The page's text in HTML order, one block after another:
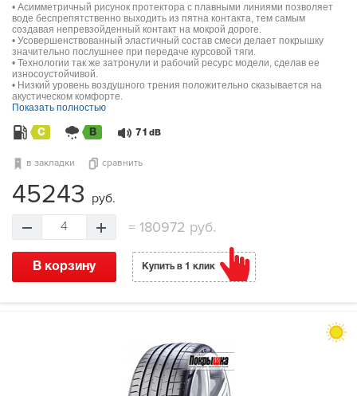
• Асимметричный рисунок протектора с плавными линиями позволяет
воде беспрепятственно выходить из пятна контакта, тем самым
создавая непревзойденный контакт на мокрой дороге.
• Усовершенствованный эластичный состав смеси делает покрышку
значительно послушнее при передаче курсовой тяги.
• Технологии так же затронули и рабочий ресурс модели, сделав ее
износоустойчивой.
• Низкий уровень воздушного трения положительно сказывается на
акустическом комфорте.
Показать полностью
C B 71 dB
в закладки сравнить
45243 руб.
4 =180972 руб.
В корзину Купить в 1 клик